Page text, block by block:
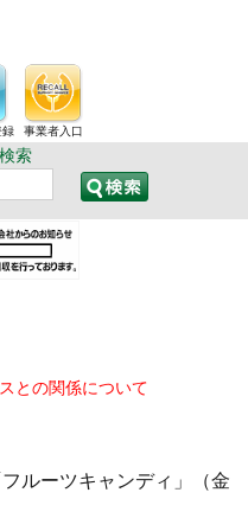
録 事業者入口
索
との関係について
ルーツキャンディ」（金